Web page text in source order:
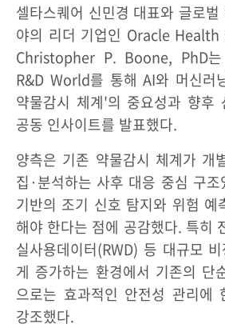
셀타스퀘어 신민경 대표와 글로
야의 리더 기업인 Oracle
Christopher P. Boone, PhD
R&D World를 통해 AI와 머신러
약물감시 체계'의 중요성과 향후
공동 인사이트를 발표했다.
양측은 기존 약물감시 체계가 개
집·분석하는 사후 대응 중심 구
기반의 조기 신호 탐지와 위험 예
해야 한다는 점에 공감했다. 특히
실사용데이터(RWD) 등 대규모
게 증가하는 환경에서 기존의 단
으로는 효과적인 안전성 관리에
강조했다.